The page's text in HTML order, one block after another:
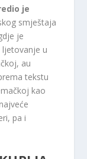
je
smještaja
je
u
au
tekstu
kao
pa i